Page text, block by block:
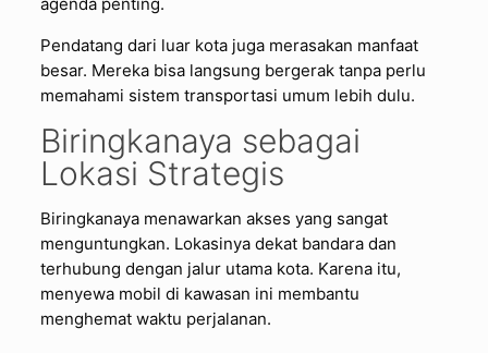
Pendatang dari luar kota juga merasakan manfaat
besar. Mereka bisa langsung bergerak tanpa perlu
memahami sistem transportasi umum lebih dulu.
Biringkanaya sebagai
Lokasi Strategis
Biringkanaya menawarkan akses yang sangat
menguntungkan. Lokasinya dekat bandara dan
terhubung dengan jalur utama kota. Karena itu,
menyewa mobil di kawasan ini membantu
menghemat waktu perjalanan.